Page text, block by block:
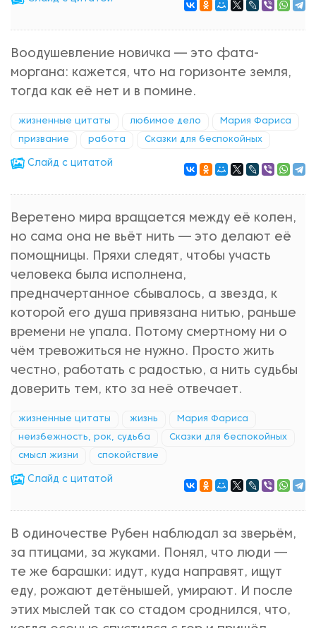
Воодушевление новичка — это фата-
моргана: кажется, что на горизонте земля,
тогда как её нет и в помине.
жизненные цитаты любимое дело Мария Фариса
призвание работа Сказки для беспокойных
Cлайд с цитатой
Веретено мира вращается между её колен,
но сама она не вьёт нить — это делают её
помощницы. Пряхи следят, чтобы участь
человека была исполнена,
предначертанное сбывалось, а звезда, к
которой его душа привязана нитью, раньше
времени не упала. Потому смертному ни о
чём тревожиться не нужно. Просто жить
честно, работать с радостью, а нить судьбы
доверить тем, кто за неё отвечает.
жизненные цитаты жизнь Мария Фариса
неизбежность, рок, судьба Сказки для беспокойных
смысл жизни спокойствие
Cлайд с цитатой
В одиночестве Рубен наблюдал за зверьём,
за птицами, за жуками. Понял, что люди —
те же барашки: идут, куда направят, ищут
еду, рожают детёнышей, умирают. И после
этих мыслей так со стадом сроднился, что,